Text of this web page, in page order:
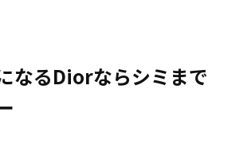
なるDiorならシミまで